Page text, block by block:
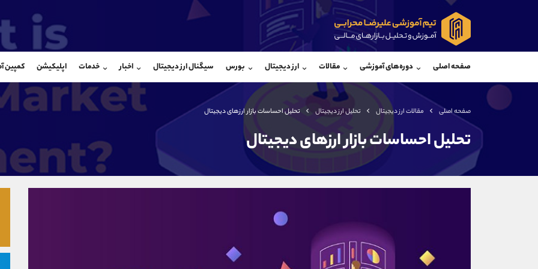
صفحه اصلی دوره‌های آموزشی مقالات ارز دیجیتال بورس سیگنال ارز دیجیتال اخبار خدمات اپلیکیشن کمپین
صفحه اصلی مقالات ارز دیجیتال تحلیل ارز دیجیتال تحلیل احساسات بازار ارزهای دیجیتال
تحلیل احساسات بازار ارزهای دیجیتال
شروع گفتگو
@Armteam_admin_104
@Armteam_admin_33
118
واتساپ شروع
تلگرام
(دفتر فروش)
تلفن